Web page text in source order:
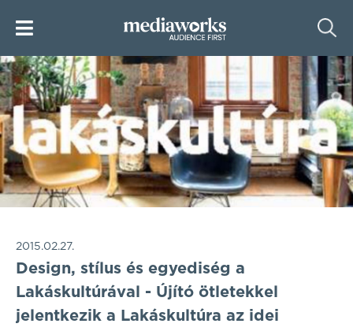
2015.02.27.
Design, stílus és egyediség a
Lakáskultúrával - Újító ötletekkel
jelentkezik a Lakáskultúra az idei